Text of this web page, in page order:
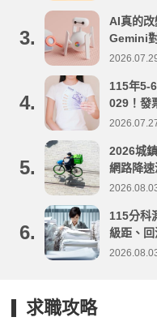
3.
AI真的
Gemini
4.
115年5-
029！發
5.
2026城
網路降
事項整理
6.
115分科
級距、
分析
求職攻略